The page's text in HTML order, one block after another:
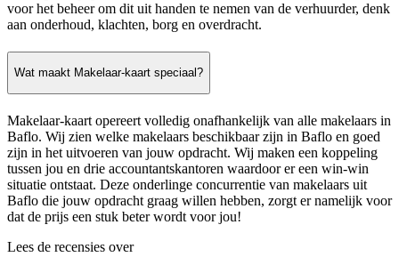
voor het beheer om dit uit handen te nemen van de verhuurder, denk
aan onderhoud, klachten, borg en overdracht.
Wat maakt Makelaar-kaart speciaal?
Makelaar-kaart opereert volledig onafhankelijk van alle makelaars in
Baflo. Wij zien welke makelaars beschikbaar zijn in Baflo en goed
zijn in het uitvoeren van jouw opdracht. Wij maken een koppeling
tussen jou en drie accountantskantoren waardoor er een win-win
situatie ontstaat. Deze onderlinge concurrentie van makelaars uit
Baflo die jouw opdracht graag willen hebben, zorgt er namelijk voor
dat de prijs een stuk beter wordt voor jou!
Lees de recensies over